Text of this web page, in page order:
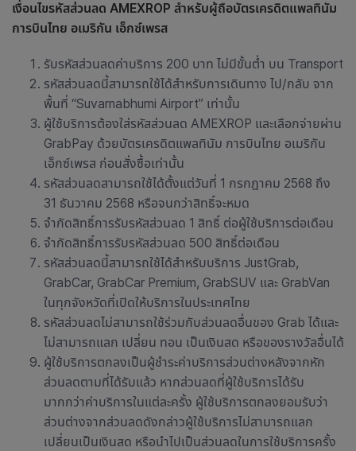
เงื่อนไขรหัสส่วนลด AMEXROP สำหรับผู้ถือบัตรเครดิตแพลทินัม
การบินไทย อเมริกัน เอ็กซ์เพรส
รับรหัสส่วนลดค่าบริการ 200 บาท ไม่มีขั้นต่ำ บน Transport
รหัสส่วนลดนี้สามารถใช้ได้สำหรับการเดินทาง ไป/กลับ จาก
พื้นที่ “Suvarnabhumi Airport” เท่านั้น
ผู้ใช้บริการต้องใส่รหัสส่วนลด AMEXROP และเลือกจ่ายผ่าน
GrabPay ด้วยบัตรเครดิตแพลทินัม การบินไทย อเมริกัน
เอ็กซ์เพรส ก่อนสั่งซื้อเท่านั้น
รหัสส่วนลดสามารถใช้ได้ตั้งแต่วันที่ 1 กรกฎาคม 2568 ถึง
31 ธันวาคม 2568 หรือจนกว่าสิทธิ์จะหมด
จำกัดสิทธิ์การรับรหัสส่วนลด 1 สิทธิ์ ต่อผู้ใช้บริการต่อเดือน
จำกัดสิทธิ์การรับรหัสส่วนลด 500 สิทธิ์ต่อเดือน
รหัสส่วนลดนี้สามารถใช้ได้สำหรับบริการ JustGrab,
GrabCar, GrabCar Premium, GrabSUV และ GrabVan
ในทุกจังหวัดที่เปิดให้บริการในประเทศไทย
รหัสส่วนลดไม่สามารถใช้ร่วมกับส่วนลดอื่นของ Grab ได้และ
ไม่สามารถแลก เปลี่ยน ทอน เป็นเงินสด หรือของรางวัลอื่นได้
ผู้ใช้บริการตกลงเป็นผู้ชำระค่าบริการส่วนต่างหลังจากหัก
ส่วนลดตามที่ได้รับแล้ว หากส่วนลดที่ผู้ใช้บริการได้รับ
มากกว่าค่าบริการในแต่ละครั้ง ผู้ใช้บริการตกลงยอมรับว่า
ส่วนต่างจากส่วนลดดังกล่าวผู้ใช้บริการไม่สามารถแลก
เปลี่ยนเป็นเงินสด หรือนำไปเป็นส่วนลดในการใช้บริการครั้ง